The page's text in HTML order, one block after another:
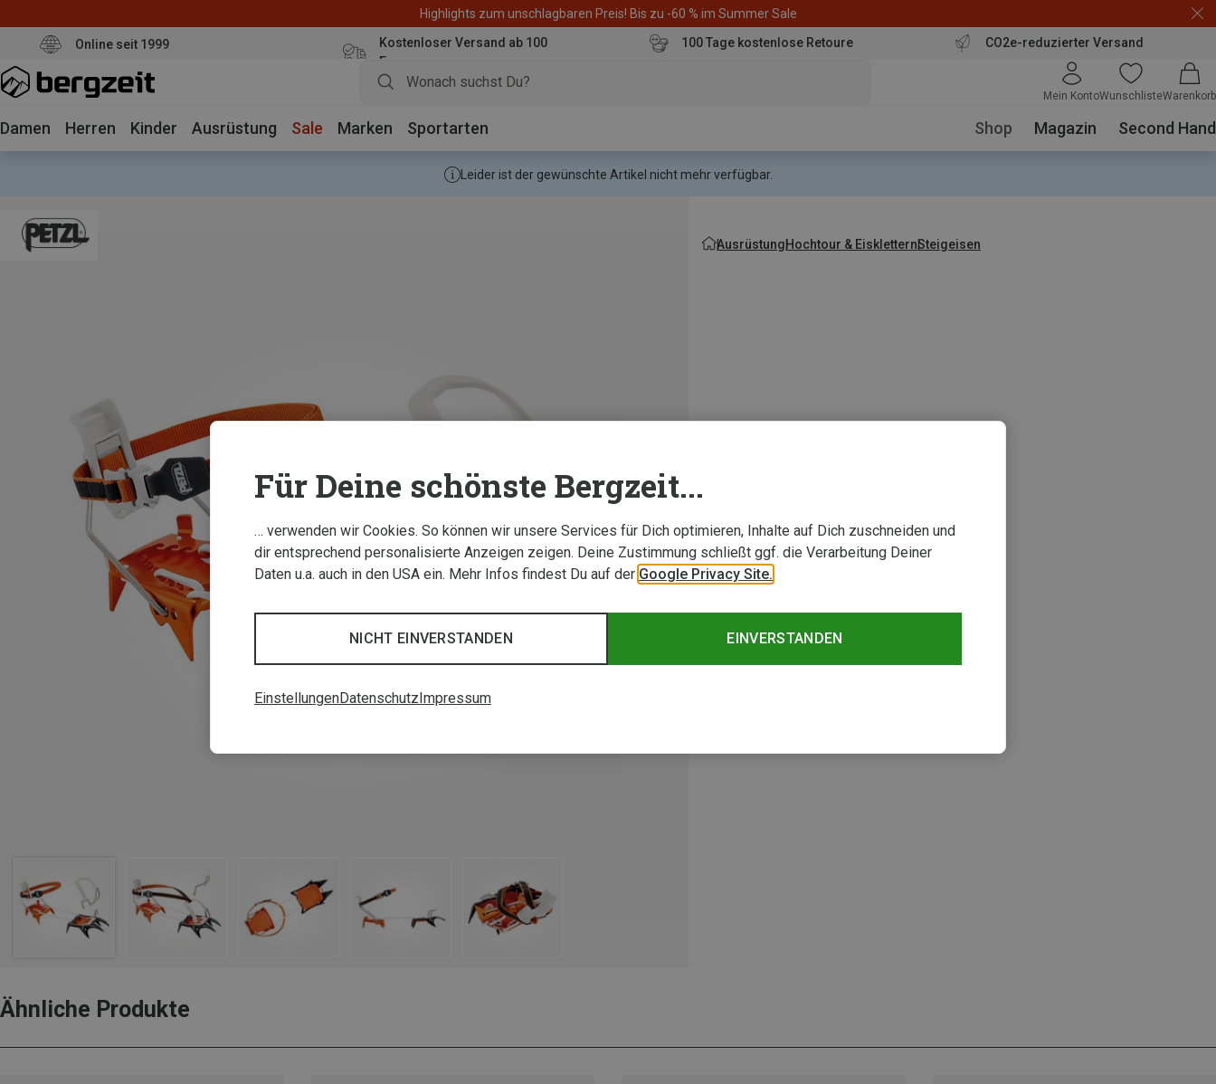
Highlights zum unschlagbaren Preis! Bis zu -60 % im Summer Sale
Online seit 1999
Kostenloser Versand ab 100
Euro
100 Tage kostenlose Retoure CO2e-reduzierter Versand
Mein KontoWunschlisteWarenkorb
Damen Herren Kinder Ausrüstung Sale Marken Sportarten Shop Magazin Second Hand
Leider ist der gewünschte Artikel nicht mehr verfügbar.
AusrüstungHochtour & EiskletternSteigeisen
Ähnliche Produkte
Für Deine schönste Bergzeit...
… verwenden wir Cookies. So können wir unsere Services für Dich optimieren, Inhalte auf Dich zuschneiden und
dir entsprechend personalisierte Anzeigen zeigen. Deine Zustimmung schließt ggf. die Verarbeitung Deiner
Daten u.a. auch in den USA ein. Mehr Infos findest Du auf der Google Privacy Site.
EINVERSTANDEN
NICHT EINVERSTANDEN
EinstellungenDatenschutzImpressum